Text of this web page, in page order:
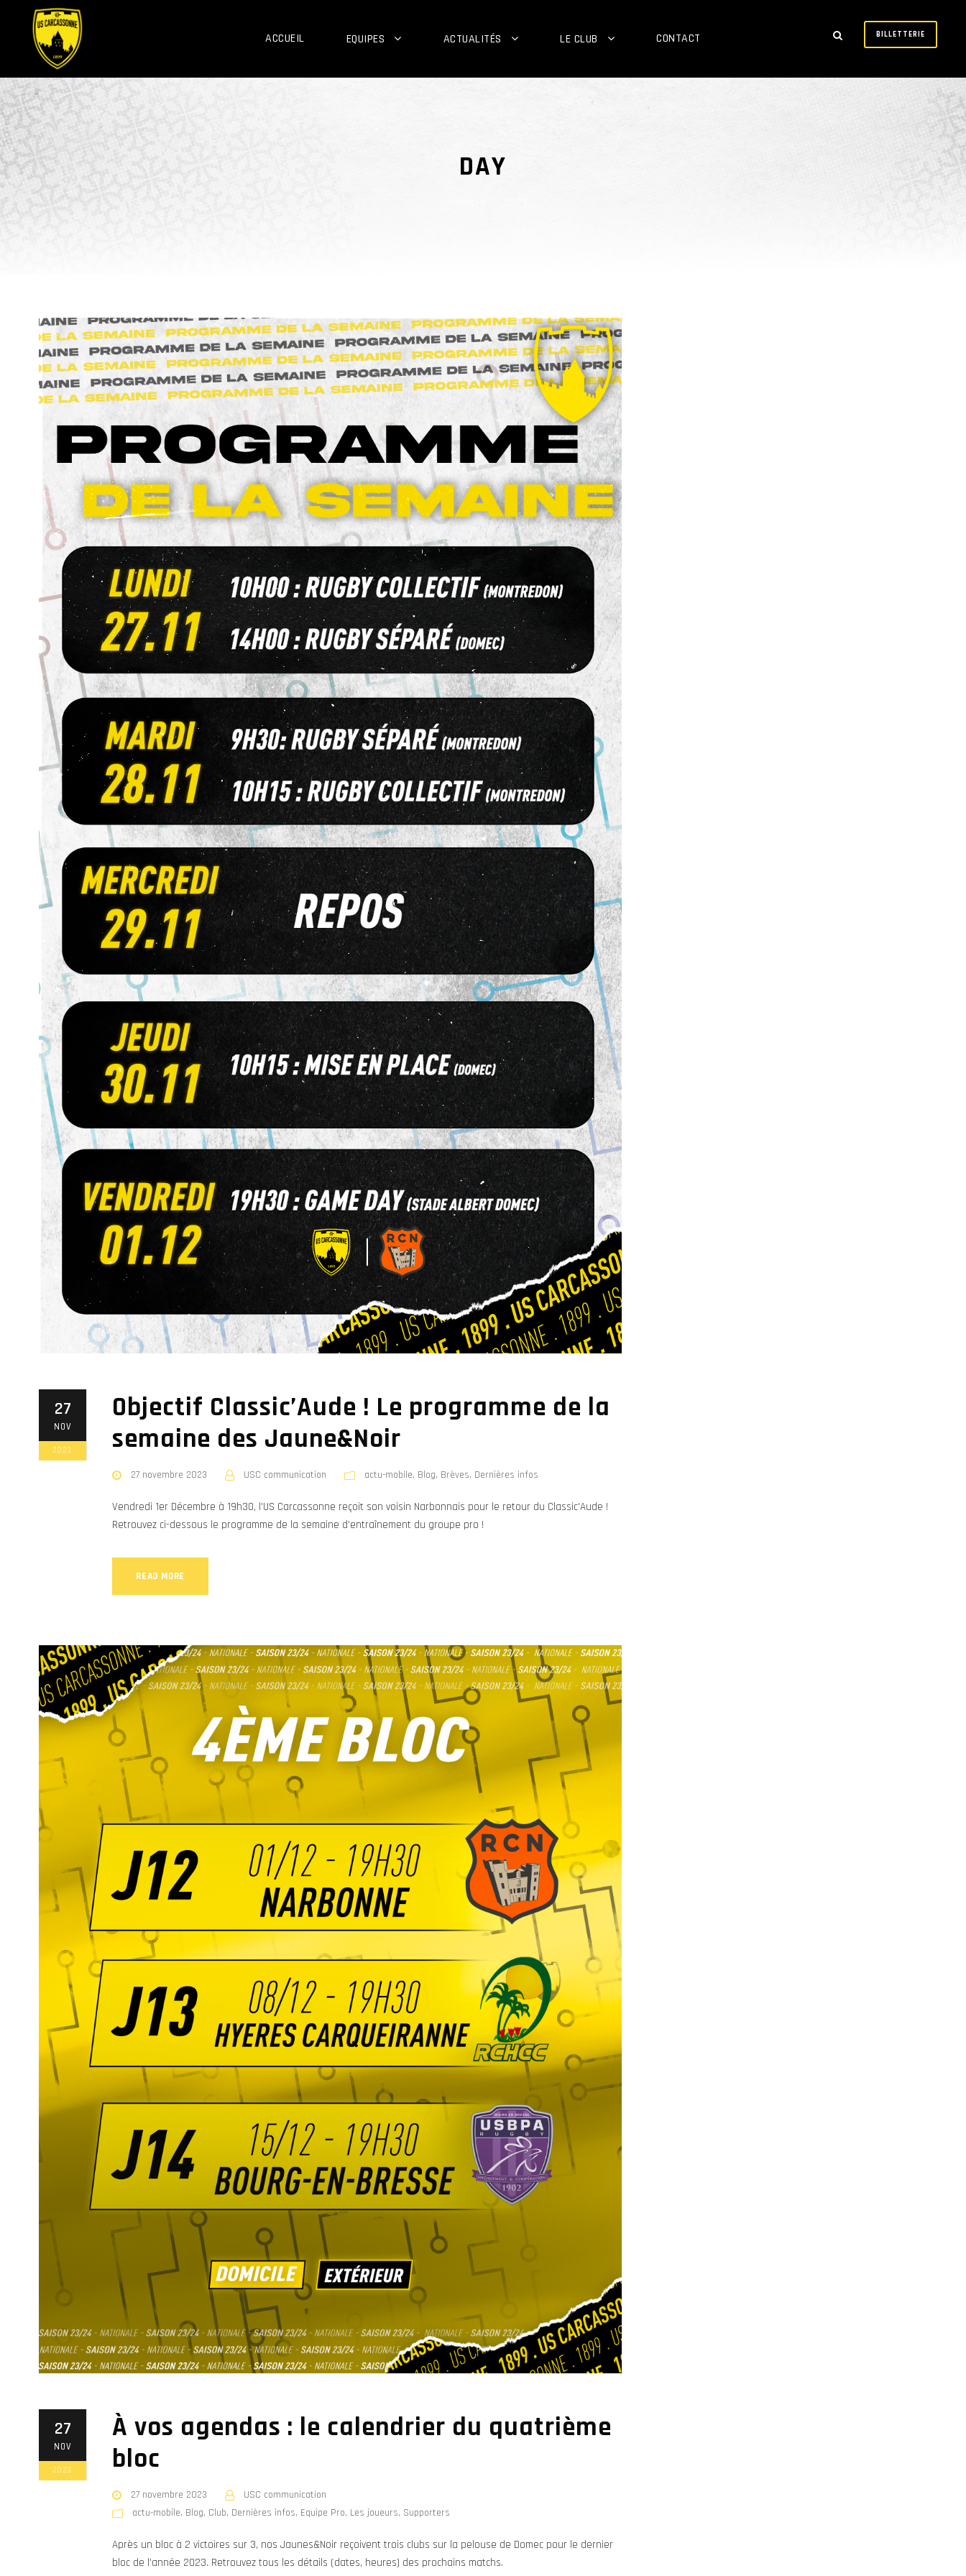
ACCUEIL EQUIPES ACTUALITÉS LE CLUB CONTACT BILLETTERIE
DAY
27
NOV
2023
Objectif Classic’Aude ! Le programme de la
semaine des Jaune&Noir
27 novembre 2023 USC communication actu-mobile, Blog, Brèves, Dernières infos
Vendredi 1er Décembre à 19h30, l'US Carcassonne reçoit son voisin Narbonnais pour le retour du Classic'Aude !
Retrouvez ci-dessous le programme de la semaine d'entraînement du groupe pro !
READ MORE
27
NOV
2023
À vos agendas : le calendrier du quatrième
bloc
27 novembre 2023
USC communication
actu-mobile, Blog, Club, Dernières infos, Equipe Pro, Les joueurs, Supporters
Après un bloc à 2 victoires sur 3, nos Jaunes&Noir reçoivent trois clubs sur la pelouse de Domec pour le dernier
bloc de l'année 2023. Retrouvez tous les détails (dates, heures) des prochains matchs.